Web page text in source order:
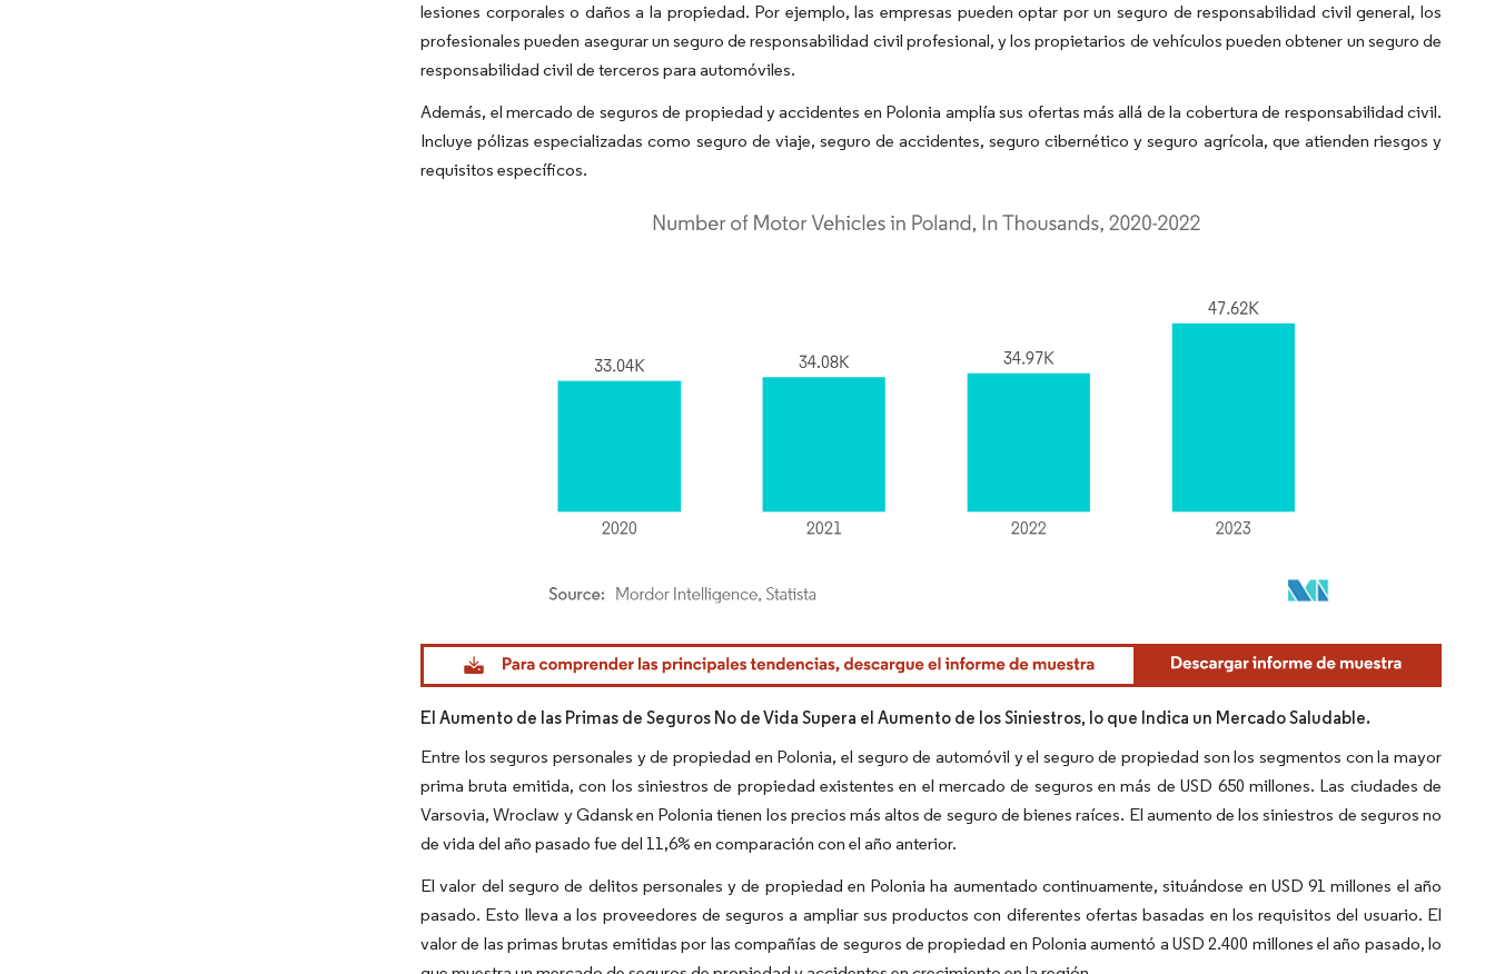
lesiones corporales o daños a la propiedad. Por ejemplo, las empresas pueden optar por un seguro de responsabilidad civil general, los
profesionales pueden asegurar un seguro de responsabilidad civil profesional, y los propietarios de vehículos pueden obtener un seguro de
responsabilidad civil de terceros para automóviles.
Además, el mercado de seguros de propiedad y accidentes en Polonia amplía sus ofertas más allá de la cobertura de responsabilidad civil.
Incluye pólizas especializadas como seguro de viaje, seguro de accidentes, seguro cibernético y seguro agrícola, que atienden riesgos y
requisitos específicos.
Imagen © Mordor Intelligence. El uso requiere atribución según CC BY 4.0.
El Aumento de las Primas de Seguros No de Vida Supera el Aumento de los Siniestros, lo que Indica un Mercado Saludable.
Entre los seguros personales y de propiedad en Polonia, el seguro de automóvil y el seguro de propiedad son los segmentos con la mayor
prima bruta emitida, con los siniestros de propiedad existentes en el mercado de seguros en más de USD 650 millones. Las ciudades de
Varsovia, Wroclaw y Gdansk en Polonia tienen los precios más altos de seguro de bienes raíces. El aumento de los siniestros de seguros no
de vida del año pasado fue del 11,6% en comparación con el año anterior.
El valor del seguro de delitos personales y de propiedad en Polonia ha aumentado continuamente, situándose en USD 91 millones el año
pasado. Esto lleva a los proveedores de seguros a ampliar sus productos con diferentes ofertas basadas en los requisitos del usuario. El
valor de las primas brutas emitidas por las compañías de seguros de propiedad en Polonia aumentó a USD 2.400 millones el año pasado, lo